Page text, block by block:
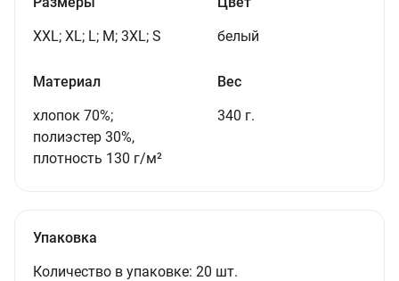
XXL; XL; L; M; 3XL; S
белый
Материал
хлопок 70%;
полиэстер 30%,
плотность 130 г/м²
Вес
340 г.
Упаковка
Количество в упаковке: 20 шт.